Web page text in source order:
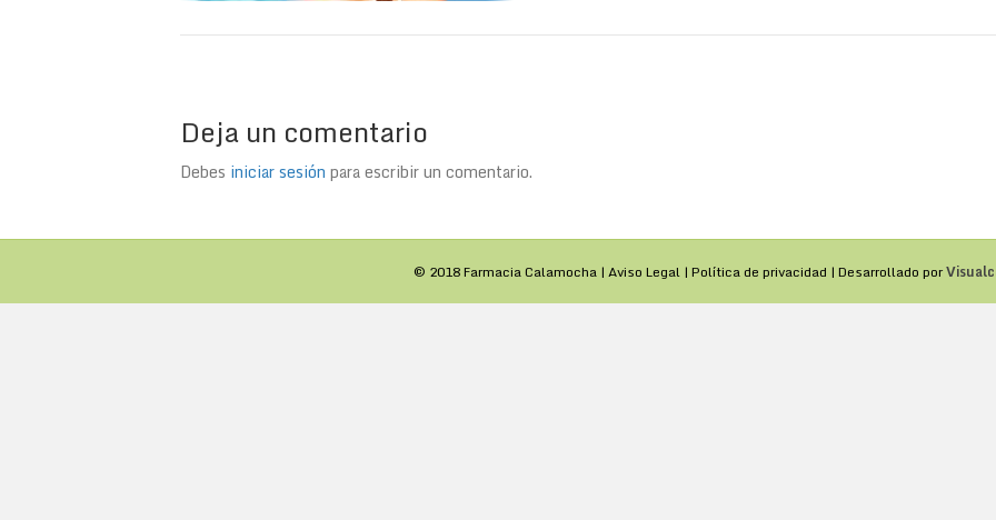
Deja un comentario
Debes iniciar sesión para escribir un comentario.
© 2018 Farmacia Calamocha | Aviso Legal | Política de privacidad | Desarrollado por